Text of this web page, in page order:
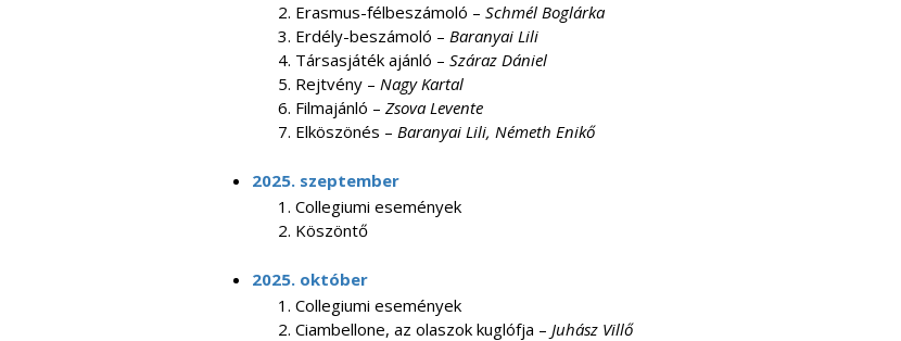
Erasmus-félbeszámoló – Schmél Boglárka
Erdély-beszámoló – Baranyai Lili
Társasjáték ajánló – Száraz Dániel
Rejtvény – Nagy Kartal
Filmajánló – Zsova Levente
Elköszönés – Baranyai Lili, Németh Enikő
2025. szeptember
Collegiumi események
Köszöntő
2025. október
Collegiumi események
Ciambellone, az olaszok kuglófja – Juhász Villő